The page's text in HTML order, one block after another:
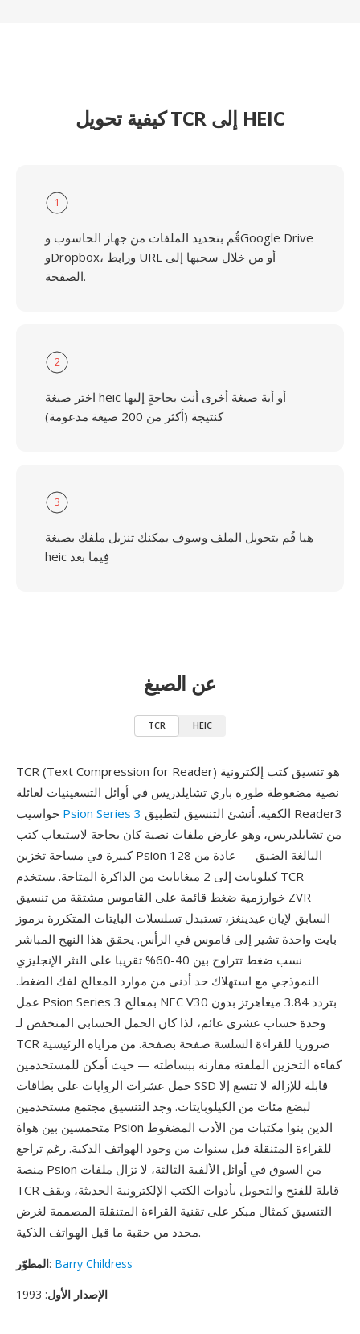
كيفية تحويل TCR إلى HEIC
1
قُم بتحديد الملفات من جهاز الحاسوب وGoogle Drive
وDropbox، ورابط URL أو من خلال سحبها إلى
الصفحة.
2
اختر صيغة heic أو أية صيغة أخرى أنت بحاجةٍ إليها
كنتيجة (أكثر من 200 صيغة مدعومة)
3
هيا قُم بتحويل الملف وسوف يمكنك تنزيل ملفك بصيغة
heic فِيما بعد
عن الصيغ
TCR HEIC
TCR (Text Compression for Reader) هو تنسيق كتب إلكترونية
نصية مضغوطة طوره باري تشايلدريس في أوائل التسعينيات لعائلة
Psion Series 3
من تشايلدريس، وهو عارض ملفات نصية كان بحاجة لاستيعاب كتب
كبيرة في مساحة تخزين Psion البالغة الضيق — عادة من 128
كيلوبايت إلى 2 ميغابايت من الذاكرة المتاحة. يستخدم TCR
خوارزمية ضغط قائمة على القاموس مشتقة من تنسيق ZVR
السابق لإيان غيدينغز، تستبدل تسلسلات البايتات المتكررة برموز
بايت واحدة تشير إلى قاموس في الرأس. يحقق هذا النهج المباشر
نسب ضغط تتراوح بين 40-60% تقريبا على النثر الإنجليزي
النموذجي مع استهلاك حد أدنى من موارد المعالج لفك الضغط.
عمل Psion Series 3 بمعالج NEC V30 بتردد 3.84 ميغاهرتز بدون
وحدة حساب عشري عائم، لذا كان الحمل الحسابي المنخفض لـ
TCR ضروريا للقراءة السلسة صفحة بصفحة. من مزاياه الرئيسية
كفاءة التخزين الملفتة مقارنة ببساطته — حيث أمكن للمستخدمين
حمل عشرات الروايات على بطاقات SSD قابلة للإزالة لا تتسع إلا
لبضع مئات من الكيلوبايتات. وجد التنسيق مجتمع مستخدمين
متحمسين بين هواة Psion الذين بنوا مكتبات من الأدب المضغوط
للقراءة المتنقلة قبل سنوات من وجود الهواتف الذكية. رغم تراجع
منصة Psion من السوق في أوائل الألفية الثالثة، لا تزال ملفات
TCR قابلة للفتح والتحويل بأدوات الكتب الإلكترونية الحديثة، ويقف
التنسيق كمثال مبكر على تقنية القراءة المتنقلة المصممة لغرض
محدد من حقبة ما قبل الهواتف الذكية.
المطوّر: Barry Childress
الإصدار الأول: 1993